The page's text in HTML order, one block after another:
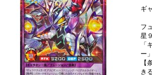
ギ
フ
星
「
ー」
【
き